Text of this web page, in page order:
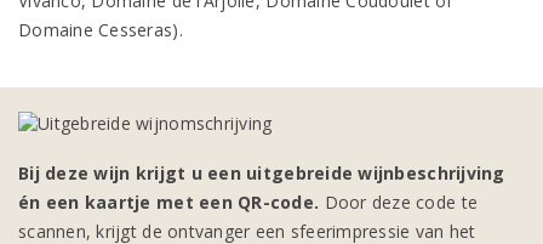
Domaine Cesseras).
Bij deze wijn krijgt u een uitgebreide wijnbeschrijving
én een kaartje met een QR-code. Door deze code te
scannen, krijgt de ontvanger een sfeerimpressie van het